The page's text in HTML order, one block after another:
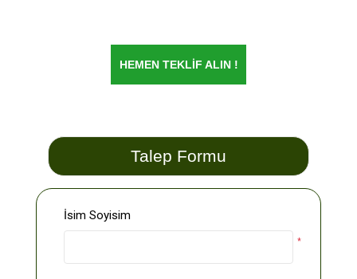
HEMEN TEKLİF ALIN !
Talep Formu
İsim Soyisim
*